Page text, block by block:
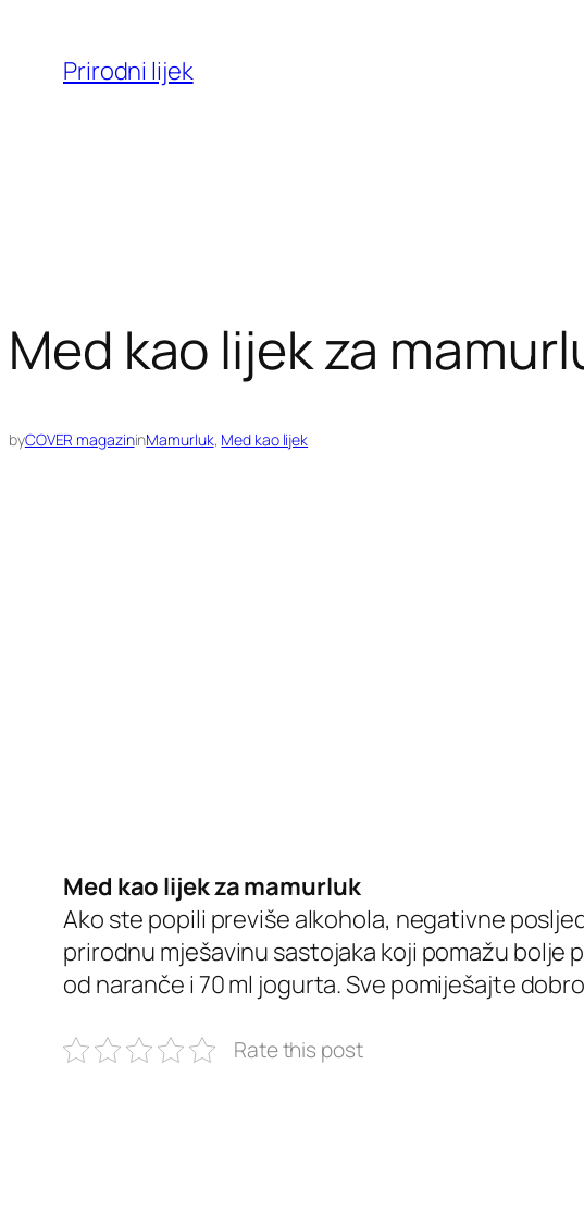
sadržaja
Prirodni lijek
Med kao lijek za
byCOVER magazininMamurluk, Med kao lijek
Med kao lijek za mamurluk
Ako ste popili previše alkohola, negativne
prirodnu mješavinu sastojaka koji pomažu bolje
od naranče i 70 ml jogurta. Sve pomiješajte
Rate this post